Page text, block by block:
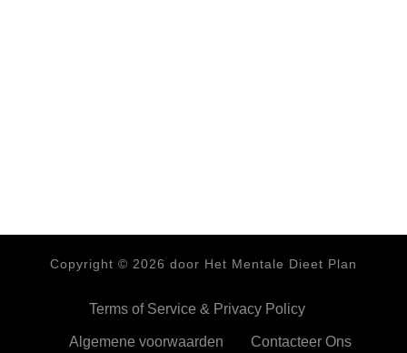
Copyright © 2026 door Het Mentale Dieet Plan
Terms of Service & Privacy Policy
Algemene voorwaarden Contacteer Ons